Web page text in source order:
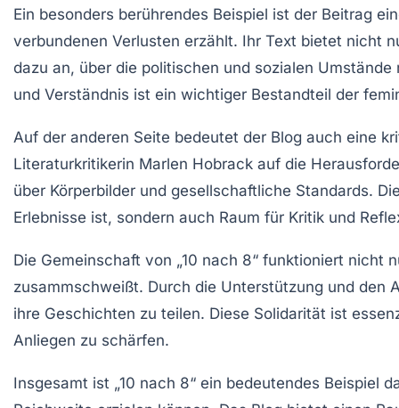
Ein besonders berührendes Beispiel ist der Beitrag
verbundenen Verlusten erzählt. Ihr Text bietet nicht
dazu an, über die politischen und sozialen
und Verständnis ist ein wichtiger Bestandteil der
Auf der anderen Seite bedeutet der Blog auch eine
Literaturkritikerin Marlen Hobrack auf die
über Körperbilder und gesellschaftliche Standards.
Erlebnisse ist, sondern auch Raum für Kritik und
Die Gemeinschaft von „10 nach 8“ funktioniert nicht
zusammschweißt. Durch die Unterstützung und den
ihre Geschichten zu teilen. Diese Solidarität ist
Anliegen zu schärfen.
Insgesamt ist „10 nach 8“ ein bedeutendes Beispiel